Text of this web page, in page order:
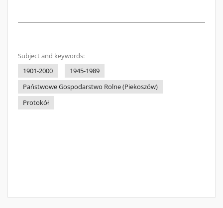
Subject and keywords:
1901-2000
1945-1989
Państwowe Gospodarstwo Rolne (Piekoszów)
Protokół